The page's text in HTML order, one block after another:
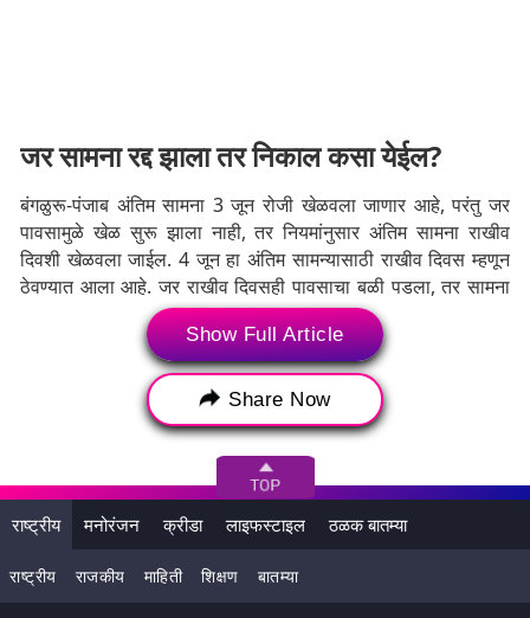
जर सामना रद्द झाला तर निकाल कसा येईल?
बंगळुरू-पंजाब अंतिम सामना 3 जून रोजी खेळवला जाणार आहे, परंतु जर
पावसामुळे खेळ सुरू झाला नाही, तर नियमांनुसार अंतिम सामना राखीव
दिवशी खेळवला जाईल. 4 जून हा अंतिम सामन्यासाठी राखीव दिवस म्हणून
ठेवण्यात आला आहे. जर राखीव दिवसही पावसाचा बळी पडला, तर सामना
रद्द घोषित केला जाईल.
पंजाब सामना न खेळता चॅम्पियन होईल
जर अंतिम सामना रद्द झाला, तर पंजाब किंग्जला विजेता आणि आरसीबी
उपविजेता घोषित केले जाईल. पॉइंट टेबलमध्ये रॉयल चॅलेंजर्स बंगळुरूच्या
वरच्या स्थानावर राहिल्याने पंजाब विजेता होईल. तुम्हाला सांगतो की बंगळुरू
आणि पंजाब दोघांचेही टेबलमध्ये 19 गुण होते. परंतु पंजाबचा नेट रन रेट
(+0.372), आरसीबीचा नेट रन रेट (+0.301) होता. आयपीएलच्या अंतिम
सामन्यात सामना रद्द होण्याची परिस्थिती यापूर्वी कधीही निर्माण झाली नव्हती,
परंतु जर आयपीएल 2025च्या अंतिम सामन्यात पाऊस पडला, तर पंजाब
सामना न खेळता चॅम्पियन होईल.
Show Full Article
Share Now
राष्ट्रीय मनोरंजन क्रीडा लाइफस्टाइल ठळक बातम्या
राष्ट्रीय राजकीय माहिती शिक्षण बातम्या